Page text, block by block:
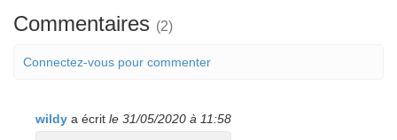
Commentaires (2)
Connectez-vous pour commenter
wildy a écrit le 31/05/2020 à 11:58